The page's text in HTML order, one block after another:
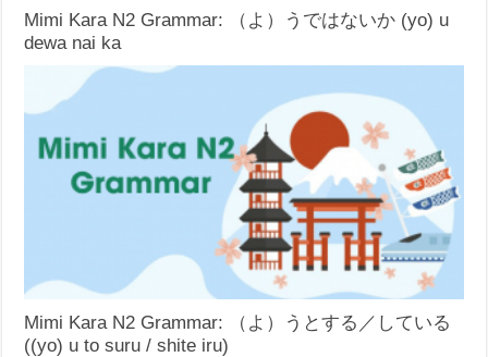
Mimi Kara N2 Grammar: （よ）うではないか (yo) u
dewa nai ka
Mimi Kara N2 Grammar: （よ）うとする／している
((yo) u to suru / shite iru)